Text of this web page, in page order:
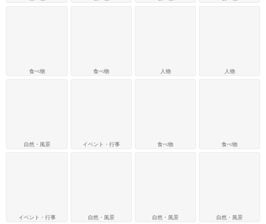
食べ物
自然・風景
イベント・行事
食べ物
イベント・行事
自然・風景
人物
食べ物
自然・風景
人物
食べ物
自然・風景